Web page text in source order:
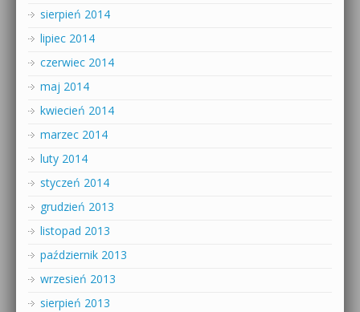
sierpień 2014
lipiec 2014
czerwiec 2014
maj 2014
kwiecień 2014
marzec 2014
luty 2014
styczeń 2014
grudzień 2013
listopad 2013
październik 2013
wrzesień 2013
sierpień 2013